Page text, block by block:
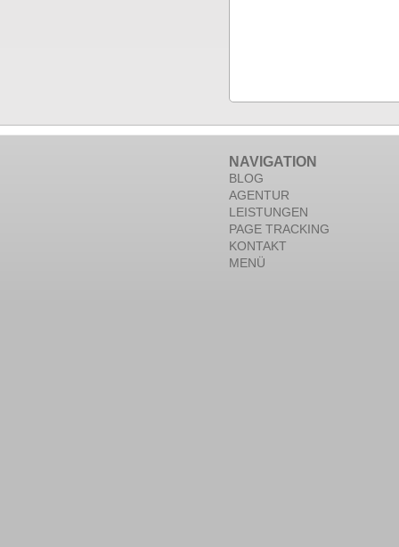
NAVIGATION
BLOG
AGENTUR
LEISTUNGEN
PAGE TRACKING
KONTAKT
MENÜ